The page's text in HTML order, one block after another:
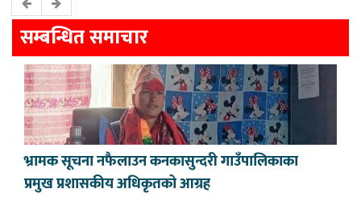
सम्बन्धित समाचार
भ्रामक सूचना नफैलाउन कनकासुन्दरी गाउँपालिकाका
प्रमुख प्रशासकीय अधिकृतको आग्रह